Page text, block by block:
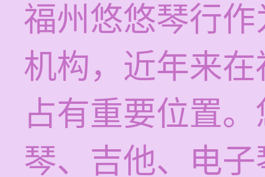
福州悠悠琴行
机构，近年来
占有重要位置
琴、吉他、电